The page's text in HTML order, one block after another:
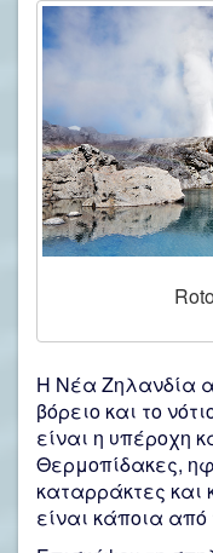
Η Νέα Ζηλανδία
βόρειο και το
είναι η υπέροχη
Θερμοπίδακες,
καταρράκτες και
είναι κάποια από